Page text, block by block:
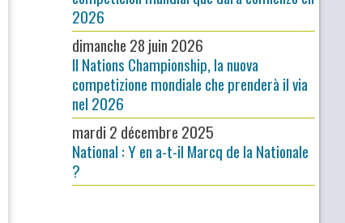
2026
dimanche 28 juin 2026
Il Nations Championship, la nuova
competizione mondiale che prenderà il via
nel 2026
mardi 2 décembre 2025
National : Y en a-t-il Marcq de la Nationale
?